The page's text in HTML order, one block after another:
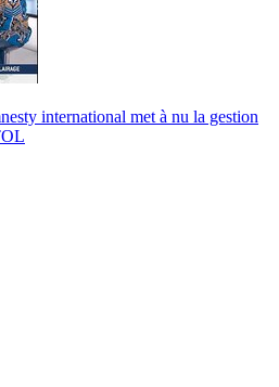
international met à nu la gestion